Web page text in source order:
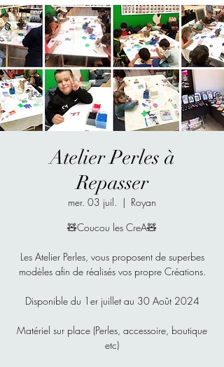
Atelier Perles à
Repasser
mer. 03 juil.
  |
Royan
🧸Coucou les CreA🧸
Les Atelier Perles, vous proposent de superbes
modèles afin de réalisés vos propre Créations.
Disponible du 1er juillet au 30 Août 2024
Matériel sur place (Perles, accessoire, boutique
etc)